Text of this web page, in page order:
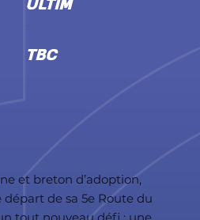
et breton d’adoption,
de sa 5e Route du
tout nouveau défi : une
TBC
Ultim